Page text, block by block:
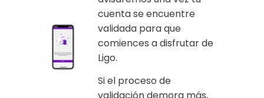
cuenta se encuentre
validada para que
comiences a disfrutar de
Ligo.
Si el proceso de